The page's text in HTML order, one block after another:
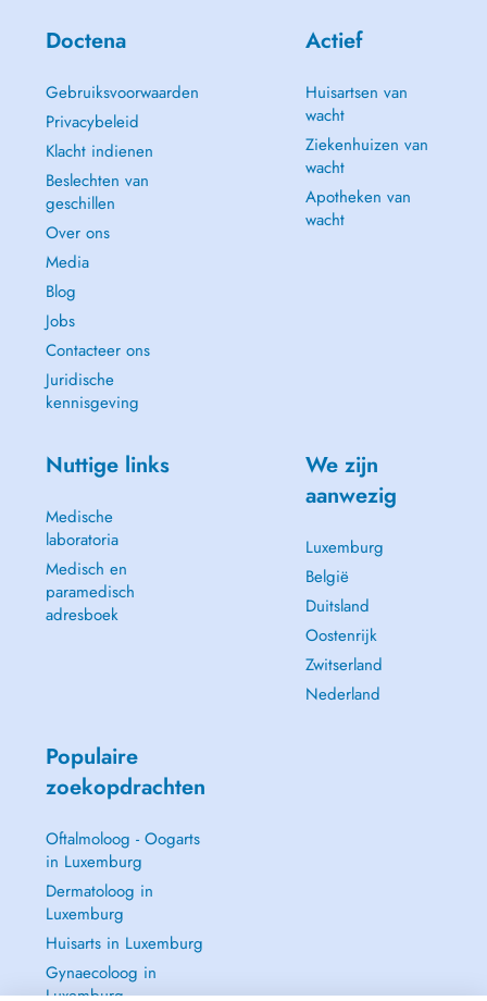
Doctena
Gebruiksvoorwaarden
Privacybeleid
Klacht indienen
Beslechten van
geschillen
Over ons
Media
Blog
Jobs
Contacteer ons
Juridische
kennisgeving
Actief
Huisartsen van
wacht
Ziekenhuizen van
wacht
Apotheken van
wacht
Nuttige links
Medische
laboratoria
Medisch en
paramedisch
adresboek
We zijn
aanwezig
Luxemburg
België
Duitsland
Oostenrijk
Zwitserland
Nederland
Populaire
zoekopdrachten
Oftalmoloog - Oogarts
in Luxemburg
Dermatoloog in
Luxemburg
Huisarts in Luxemburg
Gynaecoloog in
Luxemburg